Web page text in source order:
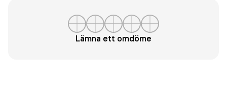
Lämna ett omdöme